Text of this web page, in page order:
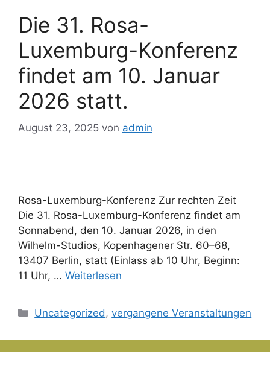
Die 31. Rosa-
Luxemburg-Konferenz
findet am 10. Januar
2026 statt.
August 23, 2025 von admin
Rosa-Luxemburg-Konferenz Zur rechten Zeit
Die 31. Rosa-Luxemburg-Konferenz findet am
Sonnabend, den 10. Januar 2026, in den
Wilhelm-Studios, Kopenhagener Str. 60–68,
13407 Berlin, statt (Einlass ab 10 Uhr, Beginn:
11 Uhr, … Weiterlesen
Kategorien
Uncategorized ,vergangene Veranstaltungen